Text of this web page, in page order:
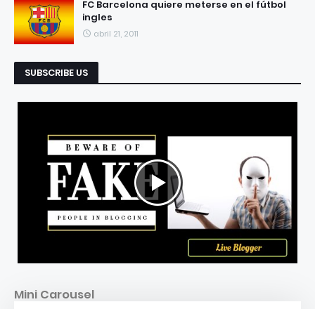
FC Barcelona quiere meterse en el fútbol
ingles
abril 21, 2011
SUBSCRIBE US
Mini Carousel